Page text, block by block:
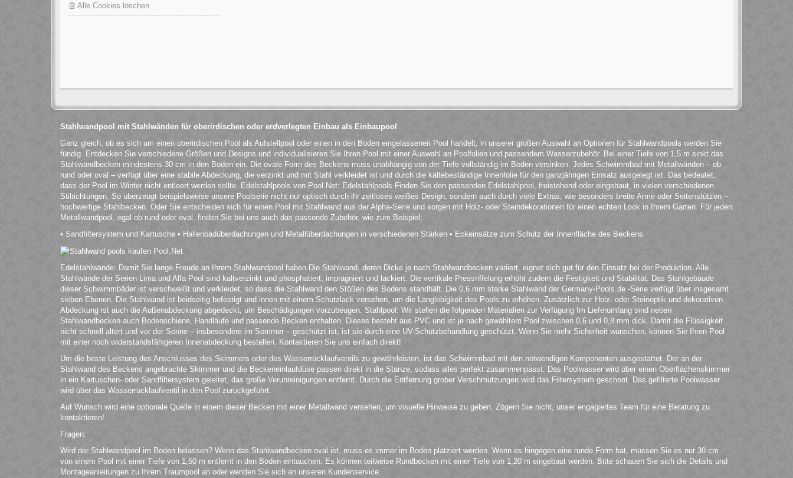
Alle Cookies löschen
Stahlwandpool mit Stahlwänden für oberirdischen oder erdverlegten Einbau als Einbaupool
Ganz gleich, ob es sich um einen oberirdischen Pool als Aufstellpool oder einen in den Boden eingelassenen Pool handelt, in unserer großen Auswahl an Optionen für Stahlwandpools werden Sie
fündig. Entdecken Sie verschiedene Größen und Designs und individualisieren Sie Ihren Pool mit einer Auswahl an Poolfolien und passendem Wasserzubehör. Bei einer Tiefe von 1,5 m sinkt das
Stahlwandbecken mindestens 30 cm in den Boden ein. Die ovale Form des Beckens muss unabhängig von der Tiefe vollständig im Boden versinken. Jedes Schwimmbad mit Metallwänden – ob
rund oder oval – verfügt über eine stabile Abdeckung, die verzinkt und mit Stahl verkleidet ist und durch die kältebeständige Innenfolie für den ganzjährigen Einsatz ausgelegt ist. Das bedeutet,
dass der Pool im Winter nicht entleert werden sollte. Edelstahlpools von Pool.Net: Edelstahlpools Finden Sie den passenden Edelstahlpool, freistehend oder eingebaut, in vielen verschiedenen
Stilrichtungen. So überzeugt beispielsweise unsere Poolserie nicht nur optisch durch ihr zeitloses weißes Design, sondern auch durch viele Extras, wie besonders breite Arme oder Seitenstützen –
hochwertige Stahlbecken. Oder Sie entscheiden sich für einen Pool mit Stahlwand aus der Alpha-Serie und sorgen mit Holz- oder Steindekorationen für einen echten Look in Ihrem Garten. Für jeden
Metallwandpool, egal ob rund oder oval, finden Sie bei uns auch das passende Zubehör, wie zum Beispiel:
• Sandfiltersystem und Kartusche • Hallenbadüberdachungen und Metallüberdachungen in verschiedenen Stärken • Eckeinsätze zum Schutz der Innenfläche des Beckens
Edelstahlwände: Damit Sie lange Freude an Ihrem Stahlwandpool haben Die Stahlwand, deren Dicke je nach Stahlwandbecken variiert, eignet sich gut für den Einsatz bei der Produktion. Alle
Stahlwände der Serien Lima und Alfa Pool sind kaltverzinkt und phosphatiert, imprägniert und lackiert. Die vertikale Pressriffelung erhöht zudem die Festigkeit und Stabilität. Das Stahlgebäude
dieser Schwimmbäder ist verschweißt und verkleidet, so dass die Stahlwand den Stößen des Bodens standhält. Die 0,6 mm starke Stahlwand der Germany-Pools.de -Serie verfügt über insgesamt
sieben Ebenen. Die Stahlwand ist beidseitig befestigt und innen mit einem Schutzlack versehen, um die Langlebigkeit des Pools zu erhöhen. Zusätzlich zur Holz- oder Steinoptik und dekorativen
Abdeckung ist auch die Außenabdeckung abgedeckt, um Beschädigungen vorzubeugen. Stahlpool: Wir stellen die folgenden Materialien zur Verfügung Im Lieferumfang sind neben
Stahlwandbecken auch Bodenschiene, Handläufe und passende Becken enthalten. Dieses besteht aus PVC und ist je nach gewähltem Pool zwischen 0,6 und 0,8 mm dick. Damit die Flüssigkeit
nicht schnell altert und vor der Sonne – insbesondere im Sommer – geschützt ist, ist sie durch eine UV-Schutzbehandlung geschützt. Wenn Sie mehr Sicherheit wünschen, können Sie Ihren Pool
mit einer noch widerstandsfähigeren Innenabdeckung bestellen. Kontaktieren Sie uns einfach direkt!
Um die beste Leistung des Anschlusses des Skimmers oder des Wasserrücklaufventils zu gewährleisten, ist das Schwimmbad mit den notwendigen Komponenten ausgestattet. Der an der
Stahlwand des Beckens angebrachte Skimmer und die Beckeneinlaufdüse passen direkt in die Stanze, sodass alles perfekt zusammenpasst. Das Poolwasser wird über einen Oberflächenskimmer
in ein Kartuschen- oder Sandfiltersystem geleitet, das große Verunreinigungen entfernt. Durch die Entfernung grober Verschmutzungen wird das Filtersystem geschont. Das gefilterte Poolwasser
wird über das Wasserrücklaufventil in den Pool zurückgeführt.
Auf Wunsch wird eine optionale Quelle in einem dieser Becken mit einer Metallwand versehen, um visuelle Hinweise zu geben. Zögern Sie nicht, unser engagiertes Team für eine Beratung zu
kontaktieren!
Fragen:
Wird der Stahlwandpool im Boden belassen? Wenn das Stahlwandbecken oval ist, muss es immer im Boden platziert werden. Wenn es hingegen eine runde Form hat, müssen Sie es nur 30 cm
von einem Pool mit einer Tiefe von 1,50 m entfernt in den Boden eintauchen. Es können teilweise Rundbecken mit einer Tiefe von 1,20 m eingebaut werden. Bitte schauen Sie sich die Details und
Montageanleitungen zu Ihrem Traumpool an oder wenden Sie sich an unseren Kundenservice.